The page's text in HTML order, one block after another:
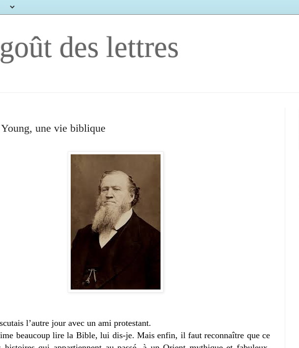
des lettres
une vie biblique
l’autre jour avec un ami protestant.
beaucoup lire la Bible, lui dis-je. Mais enfin, il faut reconnaître que ce